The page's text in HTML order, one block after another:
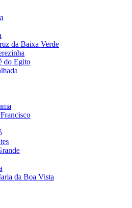
da Baixa Verde
do Egito
da Boa Vista